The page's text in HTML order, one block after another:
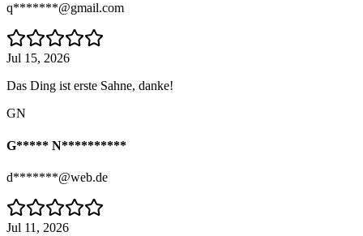
q*******@gmail.com
Jul 15, 2026
Das Ding ist erste Sahne, danke!
GN
G***** N**********
d*******@web.de
Jul 11, 2026